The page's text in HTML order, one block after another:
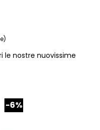
le nostre nuovissime
-6%